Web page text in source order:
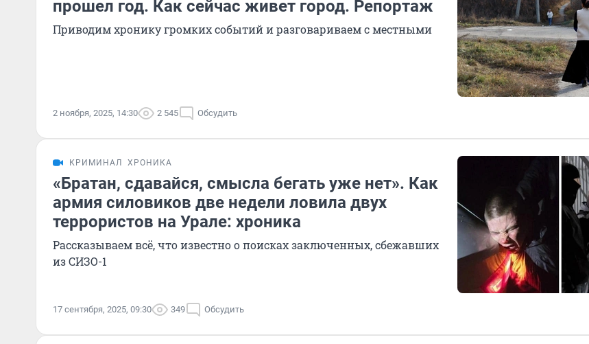
прошел год. Как сейчас живет город. Репортаж
Приводим хронику громких событий и разговариваем с местными
2 ноября, 2025, 14:30 2 545 Обсудить
КРИМИНАЛ ХРОНИКА
«Братан, сдавайся, смысла бегать уже нет». Как
армия силовиков две недели ловила двух
террористов на Урале: хроника
Рассказываем всё, что известно о поисках заключенных, сбежавших
из СИЗО-1
17 сентября, 2025, 09:30 349 Обсудить